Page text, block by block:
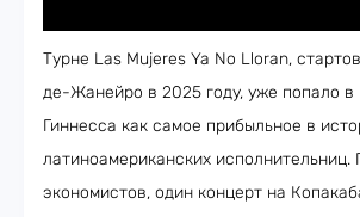
Турне Las Mujeres Ya No Lloran,
де-Жанейро в 2025 году, уже попало в
Гиннесса как самое прибыльное в
латиноамериканских исполнительниц.
экономистов, один концерт на